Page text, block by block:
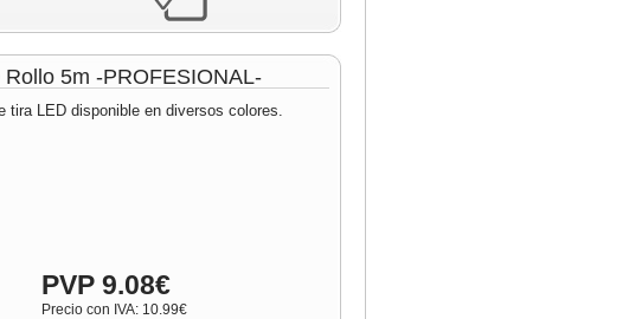
5m -PROFESIONAL-
tira LED disponible en diversos colores.
PVP 9.08€
Precio con IVA: 10.99€